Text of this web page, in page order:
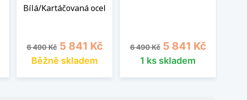
Bílá/Kartáčovaná ocel
Běžná cena
6 490 Kč Cena
5 841 Kč
Běžně skladem
Běžná cena
6 490 Kč Cena
5 841 Kč
1 ks skladem